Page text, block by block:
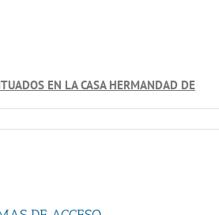
EN LA CASA HERMANDAD DE